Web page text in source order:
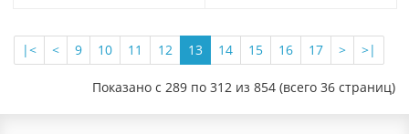
|< < 9 10 11 12 13 14 15 16 17 > >|
Показано с 289 по 312 из 854 (всего 36 страниц)